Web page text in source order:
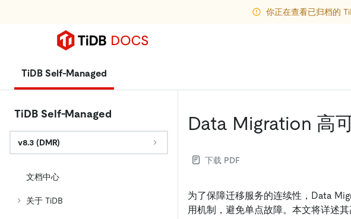
你正在查看已归档的
TiDB Self-Managed
TiDB Self-Managed
v8.3 (DMR)
文档中心
关于 TiDB
Data Migration 高
下载 PDF
为了保障迁移服务的连续性，Data
用机制，避免单点故障。本文将详述